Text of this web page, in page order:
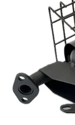
Nye Wee produkter
Lagertømming
Kundeservice
Leasing